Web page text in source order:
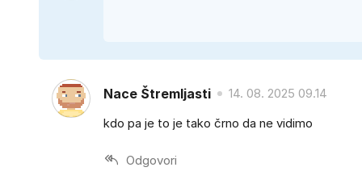
Nace Štremljasti
14. 08. 2025 09.14
kdo pa je to je tako črno da ne vidimo
Odgovori